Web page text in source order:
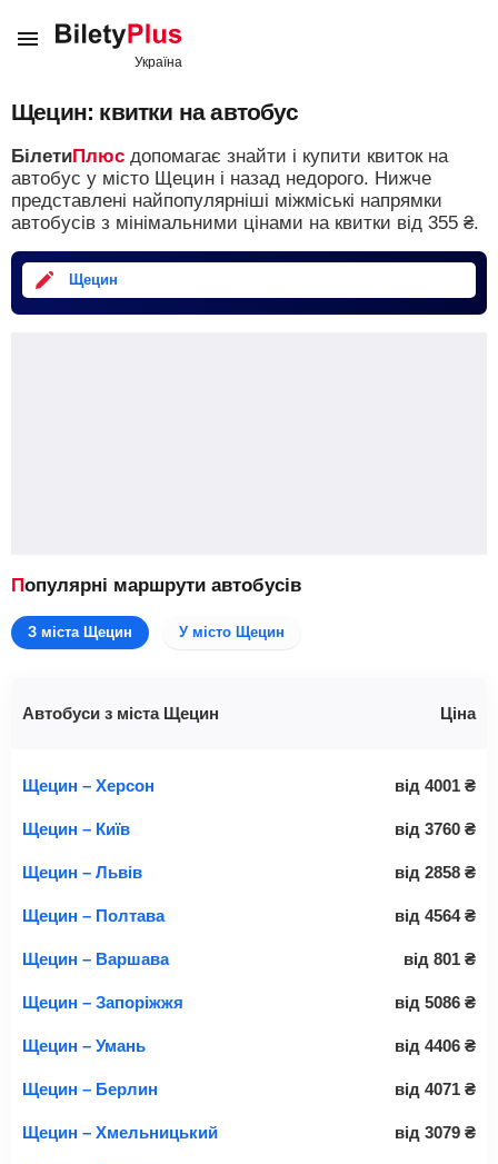
Щецин: квитки на автобус
БілетиПлюс допомагає знайти і купити квиток на
автобус у місто Щецин і назад недорого. Нижче
представлені найпопулярніші міжміські напрямки
автобусів з мінімальними цінами на квитки від 355 ₴.
Щецин
Популярні маршрути автобусів
З міста Щецин У місто Щецин
Автобуси з міста Щецин Ціна
Щецин – Херсон від 4001 ₴
Щецин – Київ від 3760 ₴
Щецин – Львів від 2858 ₴
Щецин – Полтава від 4564 ₴
Щецин – Варшава від 801 ₴
Щецин – Запоріжжя від 5086 ₴
Щецин – Умань від 4406 ₴
Щецин – Берлин від 4071 ₴
Щецин – Хмельницький від 3079 ₴